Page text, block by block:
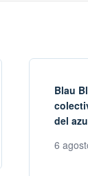
Blau
del
6